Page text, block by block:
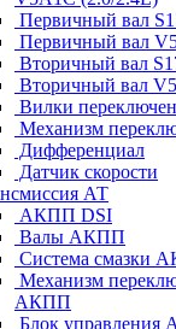
Первичный вал
Первичный вал
Вторичный вал
Вторичный вал
Вилки
Механизм
Дифференциал
Датчик скорости
АТ
АКПП DSI
Валы АКПП
Система смазки
Механизм
АКПП
Блок